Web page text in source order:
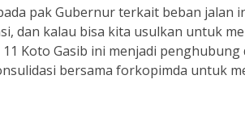
pak Gubernur terkait beban jalan
dan kalau bisa kita usulkan untuk
Koto Gasib ini menjadi
bersama forkopimda untuk